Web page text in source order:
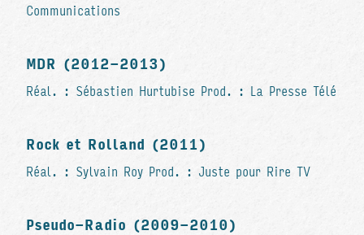
Communications
MDR (2012-2013)
Réal. : Sébastien Hurtubise Prod. : La Presse Télé
Rock et Rolland (2011)
Réal. : Sylvain Roy Prod. : Juste pour Rire TV
Pseudo-Radio (2009-2010)